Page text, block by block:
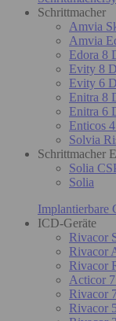
Schrittmacher
Amvia
Amvia
Edora 8
Evity 8
Evity 6
Enitra 8
Enitra 6
Enticos
Solvia
Schrittmacher
Solia
Solia
Implantierbare
ICD-Geräte
Rivacor
Rivacor
Rivacor
Acticor
Rivacor
Rivacor